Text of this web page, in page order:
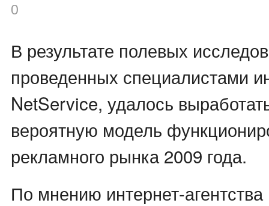
0
В результате полевых
проведенных специалистами
NetService, удалось
вероятную модель
рекламного рынка 2009 года.
По мнению интернет-